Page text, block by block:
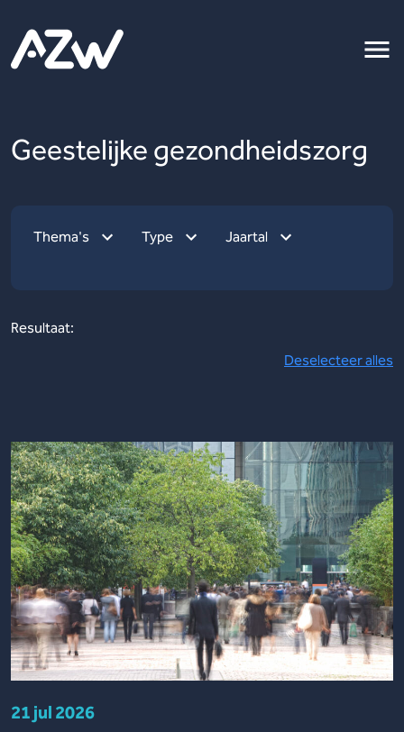
Geestelijke gezondheidszorg
Thema's Type Jaartal
Resultaat:
Deselecteer alles
21 jul 2026